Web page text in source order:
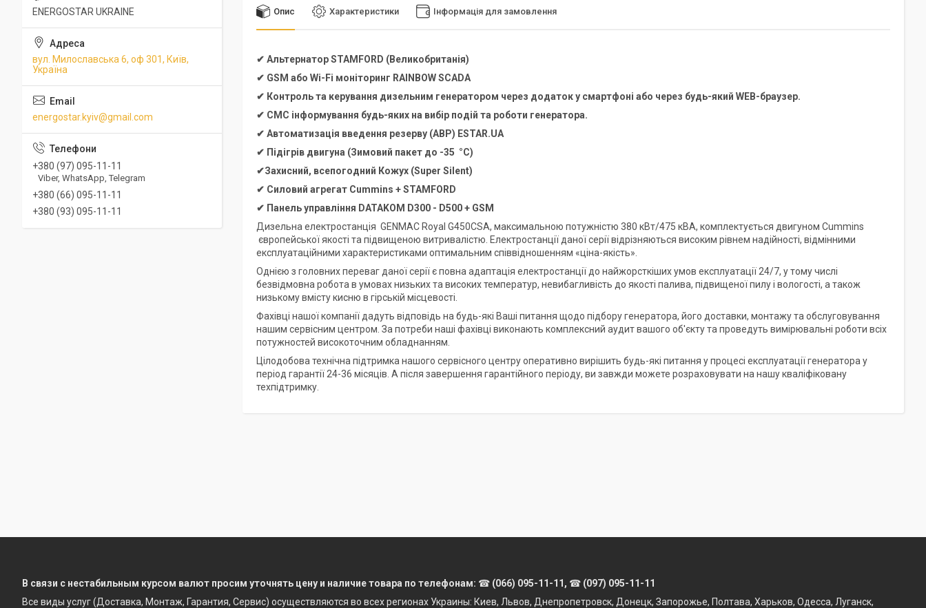
Опис Характеристики Інформація для замовлення
✔ Альтернатор STAMFORD (Великобританія)
✔ GSM або Wi-Fi моніторинг RAINBOW SCADA
✔ Контроль та керування дизельним генератором через додаток у смартфоні або через будь-який WEB-браузер.
✔ СМС інформування будь-яких на вибір подій та роботи генератора.
✔ Автоматизація введення резерву (АВР) ESTAR.UA
✔ Підігрів двигуна (Зимовий пакет до -35 °C)
✔Захисний, всепогодний Кожух (Super Silent)
✔ Силовий агрегат Cummins +STAMFORD
✔ Панель управління DATAKOM D300 - D500 + GSM
Дизельна електростанція GENMAC Royal G450CSA, максимальною потужністю 380 кВт/475 кВА, комплектується двигуном Cummins
європейської якості та підвищеною витривалістю. Електростанції даної серії відрізняються високим рівнем надійності, відмінними
експлуатаційними характеристиками оптимальним співвідношенням «ціна-якість».
Однією з головних переваг даної серії є повна адаптація електростанції до найжорсткіших умов експлуатації 24/7, у тому числі
безвідмовна робота в умовах низьких та високих температур, невибагливість до якості палива, підвищеної пилу і вологості, а також
низькому вмісту кисню в гірській місцевості.
Фахівці нашої компанії дадуть відповідь на будь-які Ваші питання щодо підбору генератора, його доставки, монтажу та обслуговування
нашим сервісним центром. За потреби наші фахівці виконають комплексний аудит вашого об'єкту та проведуть вимірювальні роботи всіх
потужностей високоточним обладнанням.
Цілодобова технічна підтримка нашого сервісного центру оперативно вирішить будь-які питання у процесі експлуатації генератора у
період гарантії 24-36 місяців. А після завершення гарантійного періоду, ви завжди можете розраховувати на нашу кваліфіковану
техпідтримку.
ENERGOSTAR UKRAINE
вул. Милославська 6, оф 301, Київ,
Україна
energostar.kyiv@gmail.com
+380 (97) 095-11-11
Viber, WhatsApp, Telegram
+380 (66) 095-11-11
+380 (93) 095-11-11
В связи с нестабильным курсом валют просим уточнять цену и наличие товара по телефонам: ☎ (066) 095-11-11, ☎ (097) 095-11-11
Все виды услуг (Доставка, Монтаж, Гарантия, Сервис) осуществляются во всех регионах Украины: Киев, Львов, Днепропетровск, Донецк, Запорожье, Полтава, Харьков, Одесса, Луганск,